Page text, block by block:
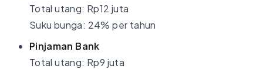
Total utang: Rp12 juta
Suku bunga: 24% per tahun
Pinjaman Bank
Total utang: Rp9 juta